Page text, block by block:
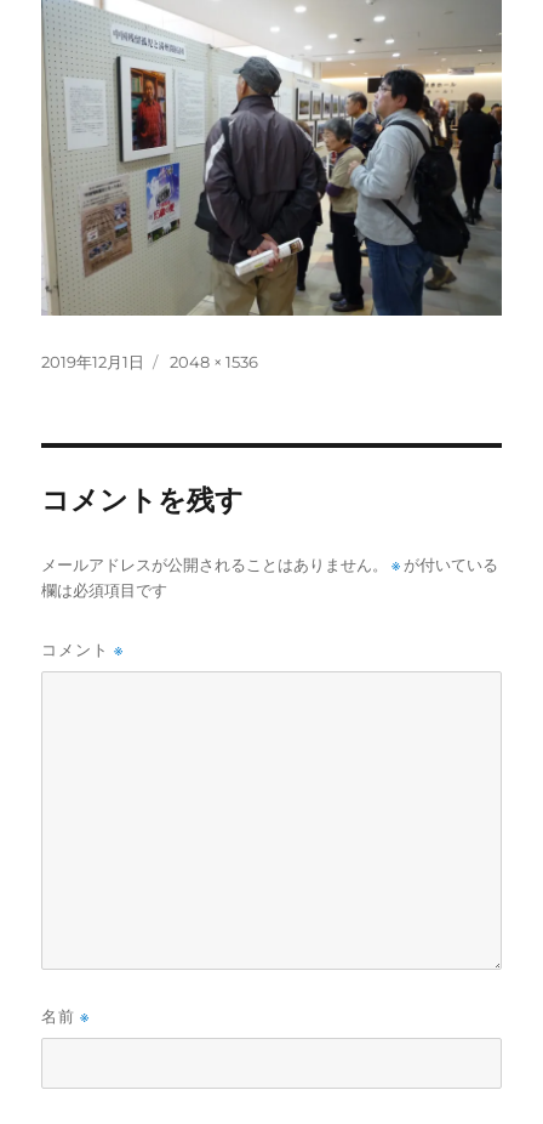
投
2019年12月1日
フ
2048 × 1536
コメントを残す
メールアドレスが公開されることはありません。 ※ が付いている
欄は必須項目です
コメント※
名前※